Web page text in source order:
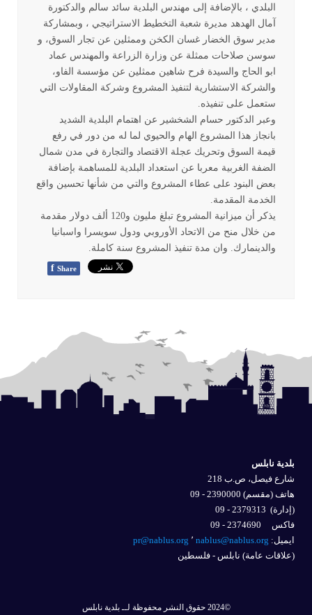
البلدي ، بالإضافة إلى مهندس البلدية سائد سالم والدكتورة
آمال الهدهد مديرة شعبة التخطيط الاستراتيجي ، وبمشاركة
مدير سوق الخضار غسان الكخن وممثلين عن تجار السوق، و
سوسن صلاحات ممثلة عن وزارة الزراعة والمهندس عماد
ابو الحاج والسيدة فرح شاهين ممثلين عن مؤسسة الفاو،
والشركة الاستشارية لتنفيذ المشروع وشركة المقاولات التي
ستعمل على تنفيذه.
وعبر الدكتور حسام الشخشير عن اهتمام البلدية الشديد
بانجاز هذا المشروع الهام والحيوي لما له من دور في رفع
قيمة السوق وتحريك عجلة الاقتصاد والتجارة في مدن شمال
الضفة الغربية معربا عن استعداد البلدية للمساهمة بإضافة
بعض البنود على عطاء المشروع والتي من شأنها تحسين واقع
الخدمة المقدمة.
يذكر أن ميزانية المشروع تبلغ مليون و120 ألف دولار مقدمة
من خلال منح من الاتحاد الأوروبي ودول سويسرا واسبانيا
والدينمارك. وان مدة تنفيذ المشروع سنة كاملة.
f Share
بلدية نابلس
شارع فيصل، ص.ب 218
هاتف (مقسم) 2390000 - 09
(إدارة)
فاكس 2374690 - 09
ايميل: nablus@nablus.org
pr@nablus.org
(علاقات عامة) نابلس - فلسطين
©2024 حقوق النشر محفوظة لــ بلدية نابلس